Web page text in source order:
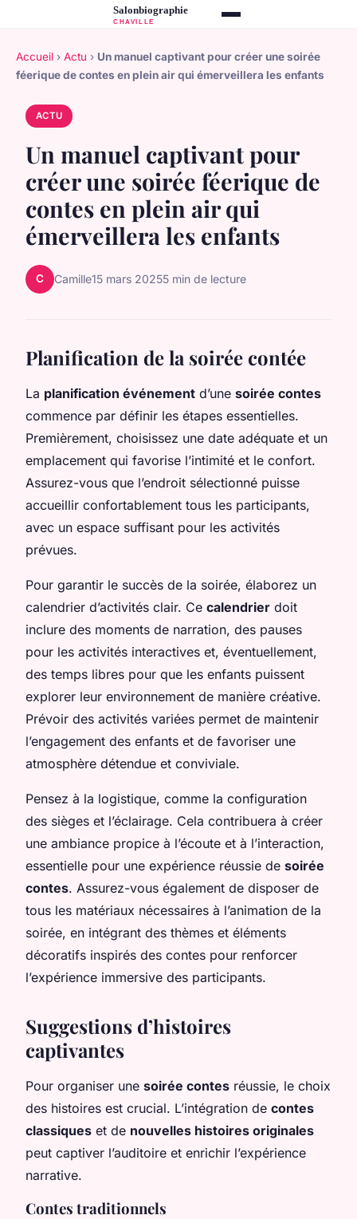
Accueil › Actu › Un manuel captivant pour créer une soirée
féerique de contes en plein air qui émerveillera les enfants
ACTU
Un manuel captivant pour
créer une soirée féerique de
contes en plein air qui
émerveillera les enfants
C Camille15 mars 20255 min de lecture
Planification de la soirée contée
La planification événement d’une soirée contes
commence par définir les étapes essentielles.
Premièrement, choisissez une date adéquate et un
emplacement qui favorise l’intimité et le confort.
Assurez-vous que l’endroit sélectionné puisse
accueillir confortablement tous les participants,
avec un espace suffisant pour les activités
prévues.
Pour garantir le succès de la soirée, élaborez un
calendrier d’activités clair. Ce calendrier doit
inclure des moments de narration, des pauses
pour les activités interactives et, éventuellement,
des temps libres pour que les enfants puissent
explorer leur environnement de manière créative.
Prévoir des activités variées permet de maintenir
l’engagement des enfants et de favoriser une
atmosphère détendue et conviviale.
Pensez à la logistique, comme la configuration
des sièges et l’éclairage. Cela contribuera à créer
une ambiance propice à l’écoute et à l’interaction,
essentielle pour une expérience réussie de soirée
contes. Assurez-vous également de disposer de
tous les matériaux nécessaires à l’animation de la
soirée, en intégrant des thèmes et éléments
décoratifs inspirés des contes pour renforcer
l’expérience immersive des participants.
Suggestions d’histoires
captivantes
Pour organiser une soirée contes réussie, le choix
des histoires est crucial. L’intégration de contes
classiques et de nouvelles histoires originales
peut captiver l’auditoire et enrichir l’expérience
narrative.
Contes traditionnels